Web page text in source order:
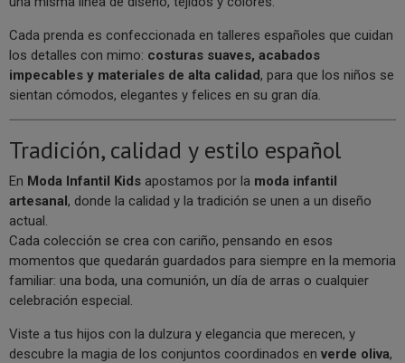
Cada prenda es confeccionada en talleres españoles que cuidan
los detalles con mimo: costuras suaves, acabados
impecables y materiales de alta calidad, para que los niños se
sientan cómodos, elegantes y felices en su gran día.
Tradición, calidad y estilo español
En Moda Infantil Kids apostamos por la moda infantil
artesanal, donde la calidad y la tradición se unen a un diseño
actual.
Cada colección se crea con cariño, pensando en esos
momentos que quedarán guardados para siempre en la memoria
familiar: una boda, una comunión, un día de arras o cualquier
celebración especial.
Viste a tus hijos con la dulzura y elegancia que merecen, y
descubre la magia de los conjuntos coordinados en verde oliva,